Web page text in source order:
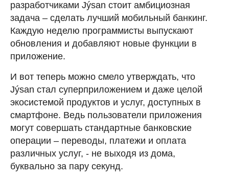
разработчиками Jýsan стоит амбициозная
задача – сделать лучший мобильный банкинг.
Каждую неделю программисты выпускают
обновления и добавляют новые функции в
приложение.
И вот теперь можно смело утверждать, что
Jýsan стал суперприложением и даже целой
экосистемой продуктов и услуг, доступных в
смартфоне. Ведь пользователи приложения
могут совершать стандартные банковские
операции – переводы, платежи и оплата
различных услуг, - не выходя из дома,
буквально за пару секунд.